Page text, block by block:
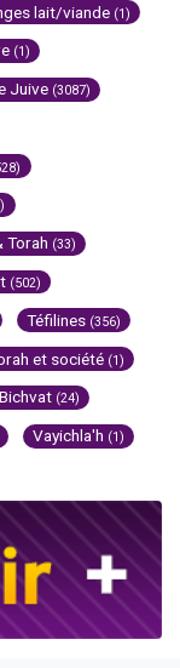
lait/viande (1)
(1)
Juive (3087)
Torah (33)
(502)
Téfilines (356)
et société (1)
(24)
Vayichla'h (1)